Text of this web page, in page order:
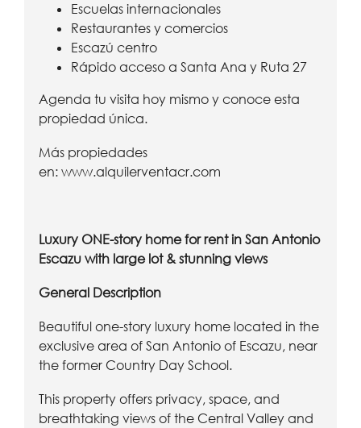
Escuelas internacionales
Restaurantes y comercios
Escazú centro
Rápido acceso a Santa Ana y Ruta 27
Agenda tu visita hoy mismo y conoce esta
propiedad única.
Más propiedades
en: www.alquilerventacr.com
Luxury ONE-story home for rent in San Antonio
Escazu with large lot & stunning views
General Description
Beautiful one-story luxury home located in the
exclusive area of San Antonio of Escazu, near
the former Country Day School.
This property offers privacy, space, and
breathtaking views of the Central Valley and